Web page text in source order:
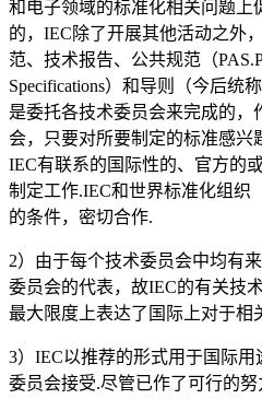
和电子领域的标准化相关问题上
的，IEC除了开展其他活动之外
范、技术报告、公共规范（
Specifications）和导则（今后统
是委托各技术委员会来完成的，
会，只要对所要制定的标准感兴
IEC有联系的国际性的、官方的
制定工作.IEC和世界标准化组织
的条件，密切合作.
2）由于每个技术委员会中均有
委员会的代表，故IEC的有关技
最大限度上表达了国际上对于相
3）IEC以推荐的形式用于国际
委员会接受.尽管已作了可行的